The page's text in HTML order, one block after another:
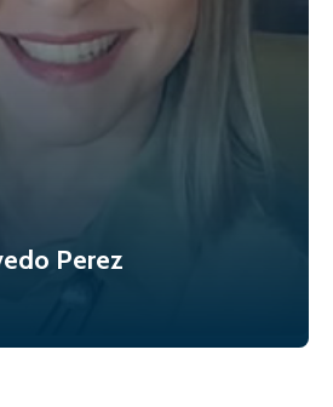
Perez